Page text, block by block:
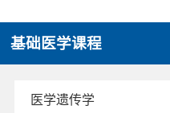
基础医学课程
医学遗传学